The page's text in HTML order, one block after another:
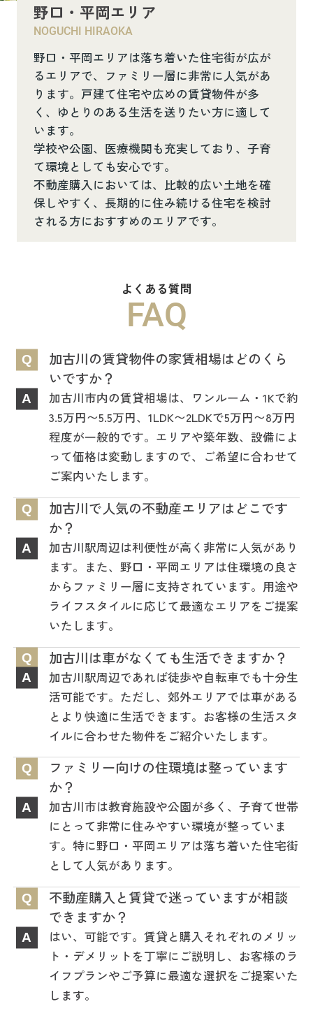
野口・平岡エリア
NOGUCHI HIRAOKA
野口・平岡エリアは落ち着いた住宅街が広が
るエリアで、ファミリー層に非常に人気があ
ります。戸建て住宅や広めの賃貸物件が多
く、ゆとりのある生活を送りたい方に適して
います。
学校や公園、医療機関も充実しており、子育
て環境としても安心です。
不動産購入においては、比較的広い土地を確
保しやすく、長期的に住み続ける住宅を検討
される方におすすめのエリアです。
よくある質問
FAQ
Q
加古川の賃貸物件の家賃相場はどのくら
いですか？
A
加古川市内の賃貸相場は、ワンルーム・1Kで約
3.5万円〜5.5万円、1LDK〜2LDKで5万円〜8万円
程度が一般的です。エリアや築年数、設備によ
って価格は変動しますので、ご希望に合わせて
ご案内いたします。
Q
加古川で人気の不動産エリアはどこです
か？
A
加古川駅周辺は利便性が高く非常に人気があり
ます。また、野口・平岡エリアは住環境の良さ
からファミリー層に支持されています。用途や
ライフスタイルに応じて最適なエリアをご提案
いたします。
Q 加古川は車がなくても生活できますか？
A
加古川駅周辺であれば徒歩や自転車でも十分生
活可能です。ただし、郊外エリアでは車がある
とより快適に生活できます。お客様の生活スタ
イルに合わせた物件をご紹介いたします。
Q
ファミリー向けの住環境は整っています
か？
A
加古川市は教育施設や公園が多く、子育て世帯
にとって非常に住みやすい環境が整っていま
す。特に野口・平岡エリアは落ち着いた住宅街
として人気があります。
Q
不動産購入と賃貸で迷っていますが相談
できますか？
A
はい、可能です。賃貸と購入それぞれのメリッ
ト・デメリットを丁寧にご説明し、お客様のラ
イフプランやご予算に最適な選択をご提案いた
します。